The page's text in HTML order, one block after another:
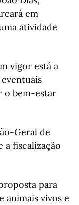
em
atividade
vigor está a
o bem-estar
Geral de
a fiscalização
para
animais vivos e